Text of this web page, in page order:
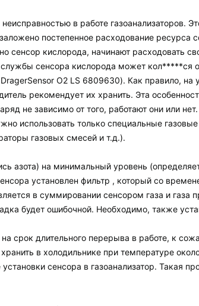
в работе газоанализаторов.
постепенное расходование ресурса
сенсор кислорода, начинают расходовать
сенсора кислорода может кол*****ся
O2 LS 6809630). Как правило, на
рекомендует их хранить. Эта
не зависимо от того, работают они или нет.
использовать только специальные
газовых смесей и т.д.).
азота) на минимальный уровень
установлен фильтр , который со
в суммировании сенсором газа и газа
будет ошибочной. Необходимо, также
срок длительного перерыва в работе, к
в холодильнике при температуре
сенсора в газоанализатор. Такая